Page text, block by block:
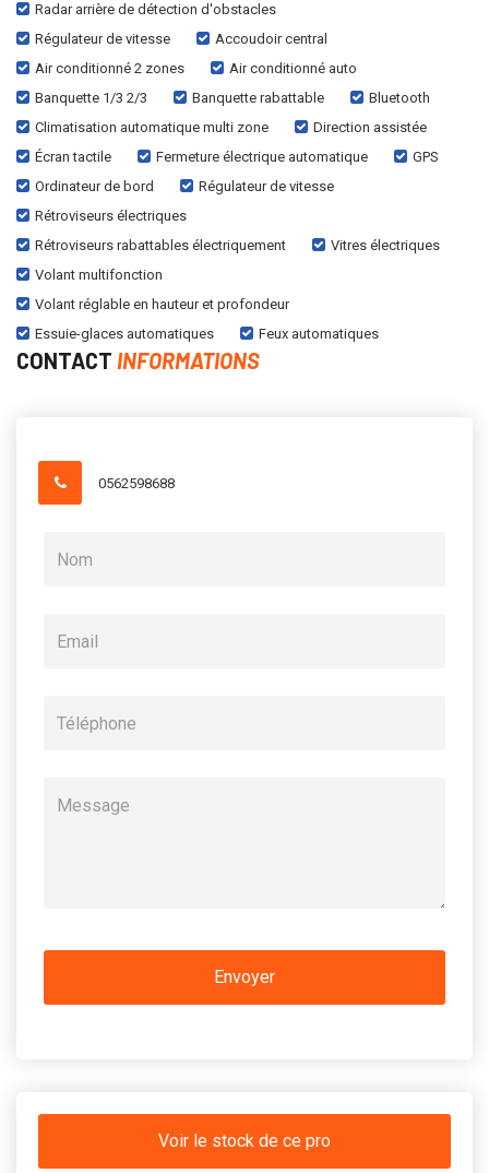
Radar arrière de détection d'obstacles
Régulateur de vitesse
Accoudoir central
Air conditionné 2 zones
Air conditionné auto
Banquette 1/3 2/3
Banquette rabattable
Bluetooth
Climatisation automatique multi zone
Direction assistée
Écran tactile
Fermeture électrique automatique
GPS
Ordinateur de bord
Régulateur de vitesse
Rétroviseurs électriques
Rétroviseurs rabattables électriquement
Vitres électriques
Volant multifonction
Volant réglable en hauteur et profondeur
Essuie-glaces automatiques
Feux automatiques
CONTACT INFORMATIONS
0562598688
Voir le stock de ce pro